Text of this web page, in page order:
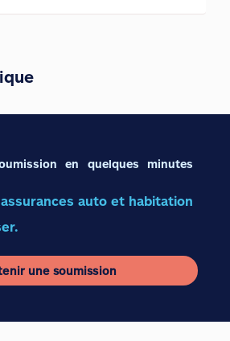
en quelques minutes
auto et habitation
une soumission